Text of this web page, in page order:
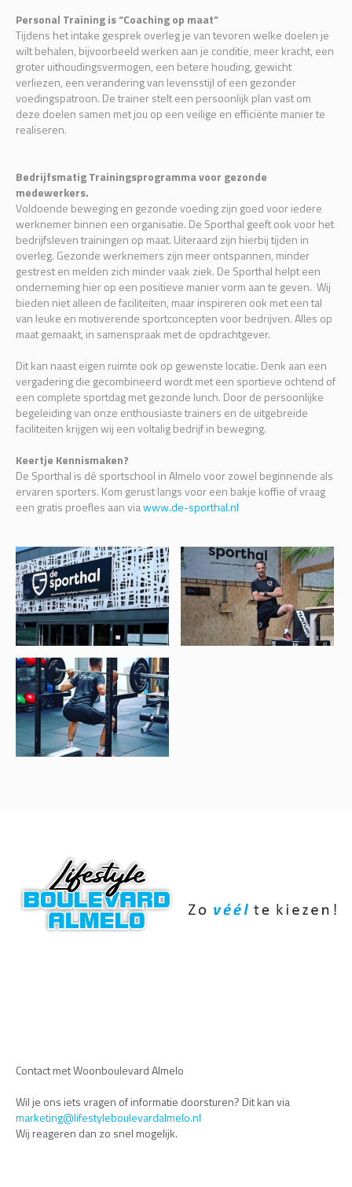
Personal Training is “Coaching op maat”
Tijdens het intake gesprek overleg je van tevoren welke doelen je
wilt behalen, bijvoorbeeld werken aan je conditie, meer kracht, een
groter uithoudingsvermogen, een betere houding, gewicht
verliezen, een verandering van levensstijl of een gezonder
voedingspatroon. De trainer stelt een persoonlijk plan vast om
deze doelen samen met jou op een veilige en efficiënte manier te
realiseren.
Bedrijfsmatig Trainingsprogramma voor gezonde
medewerkers.
Voldoende beweging en gezonde voeding zijn goed voor iedere
werknemer binnen een organisatie. De Sporthal geeft ook voor het
bedrijfsleven trainingen op maat. Uiteraard zijn hierbij tijden in
overleg. Gezonde werknemers zijn meer ontspannen, minder
gestrest en melden zich minder vaak ziek. De Sporthal helpt een
onderneming hier op een positieve manier vorm aan te geven. Wij
bieden niet alleen de faciliteiten, maar inspireren ook met een tal
van leuke en motiverende sportconcepten voor bedrijven. Alles op
maat gemaakt, in samenspraak met de opdrachtgever.
Dit kan naast eigen ruimte ook op gewenste locatie. Denk aan een
vergadering die gecombineerd wordt met een sportieve ochtend of
een complete sportdag met gezonde lunch. Door de persoonlijke
begeleiding van onze enthousiaste trainers en de uitgebreide
faciliteiten krijgen wij een voltalig bedrijf in beweging.
Keertje Kennismaken?
De Sporthal is dé sportschool in Almelo voor zowel beginnende als
ervaren sporters. Kom gerust langs voor een bakje koffie of vraag
een gratis proefles aan viawww.de-sporthal.nl
Contact met Woonboulevard Almelo
Wil je ons iets vragen of informatie doorsturen? Dit kan via
marketing@lifestyleboulevardalmelo.nl
Wij reageren dan zo snel mogelijk.